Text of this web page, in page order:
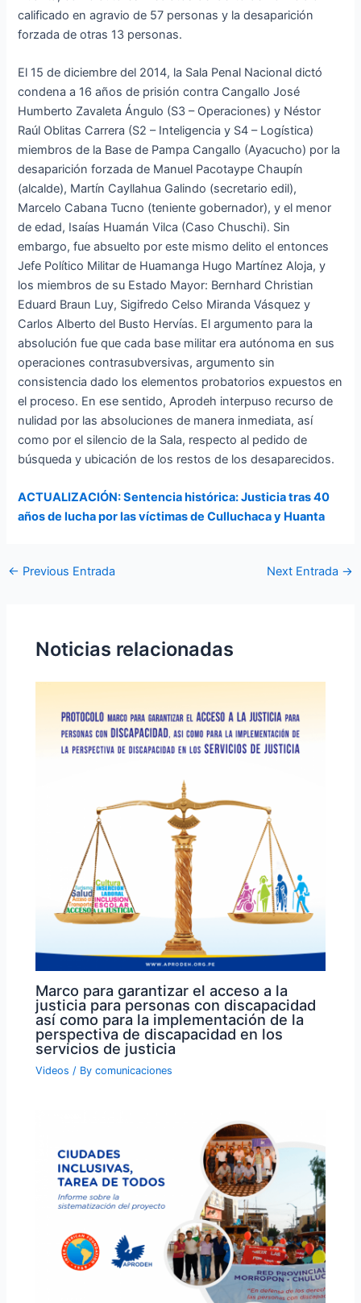
calificado en agravio de 57 personas y la desaparición
forzada de otras 13 personas.
El 15 de diciembre del 2014, la Sala Penal Nacional dictó
condena a 16 años de prisión contra Cangallo José
Humberto Zavaleta Ángulo (S3 – Operaciones) y Néstor
Raúl Oblitas Carrera (S2 – Inteligencia y S4 – Logística)
miembros de la Base de Pampa Cangallo (Ayacucho) por la
desaparición forzada de Manuel Pacotaype Chaupín
(alcalde), Martín Cayllahua Galindo (secretario edil),
Marcelo Cabana Tucno (teniente gobernador), y el menor
de edad, Isaías Huamán Vilca (Caso Chuschi). Sin
embargo, fue absuelto por este mismo delito el entonces
Jefe Político Militar de Huamanga Hugo Martínez Aloja, y
los miembros de su Estado Mayor: Bernhard Christian
Eduard Braun Luy, Sigifredo Celso Miranda Vásquez y
Carlos Alberto del Busto Hervías. El argumento para la
absolución fue que cada base militar era autónoma en sus
operaciones contrasubversivas, argumento sin
consistencia dado los elementos probatorios expuestos en
el proceso. En ese sentido, Aprodeh interpuso recurso de
nulidad por las absoluciones de manera inmediata, así
como por el silencio de la Sala, respecto al pedido de
búsqueda y ubicación de los restos de los desaparecidos.
ACTUALIZACIÓN: Sentencia histórica: Justicia tras 40
años de lucha por las víctimas de Culluchaca y Huanta
← Previous Entrada Next Entrada →
Noticias relacionadas
Marco para garantizar el acceso a la
justicia para personas con discapacidad
así como para la implementación de la
perspectiva de discapacidad en los
servicios de justicia
Videos / Bycomunicaciones